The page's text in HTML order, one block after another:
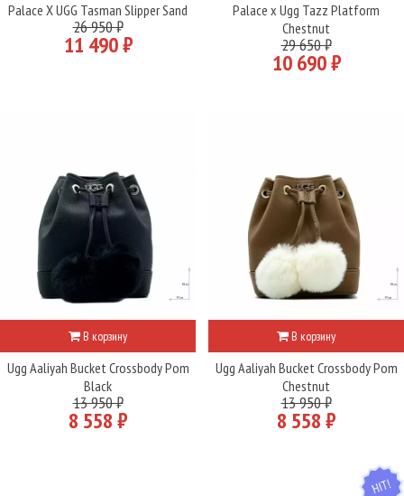
Palace X UGG Tasman Slipper Sand
26 950 ₽
11 490 ₽
Palace x Ugg Tazz Platform
Chestnut
29 650 ₽
10 690 ₽
В корзину
Ugg Aaliyah Bucket Crossbody Pom
Black
13 950 ₽
8 558 ₽
В корзину
Ugg Aaliyah Bucket Crossbody Pom
Chestnut
13 950 ₽
8 558 ₽
HIT